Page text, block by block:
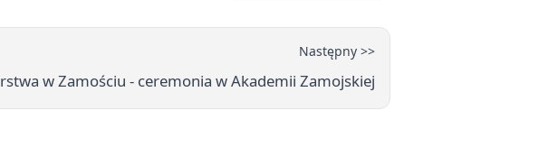
Następny >>
w Zamościu - ceremonia w Akademii Zamojskiej